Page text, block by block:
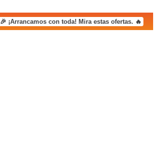
🎉 ¡Arrancamos con toda! Mira estas ofertas. 🔥